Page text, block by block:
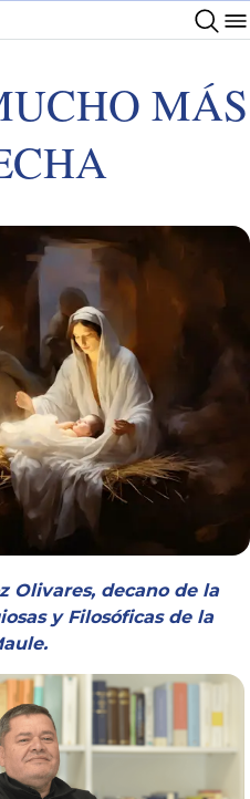
MÁS
Olivares, decano de la
y Filosóficas de la